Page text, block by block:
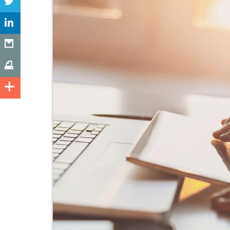
Geringerer Platzbedarf
Einsparen der Stellfläche für das
für andere Produktionsvorgänge